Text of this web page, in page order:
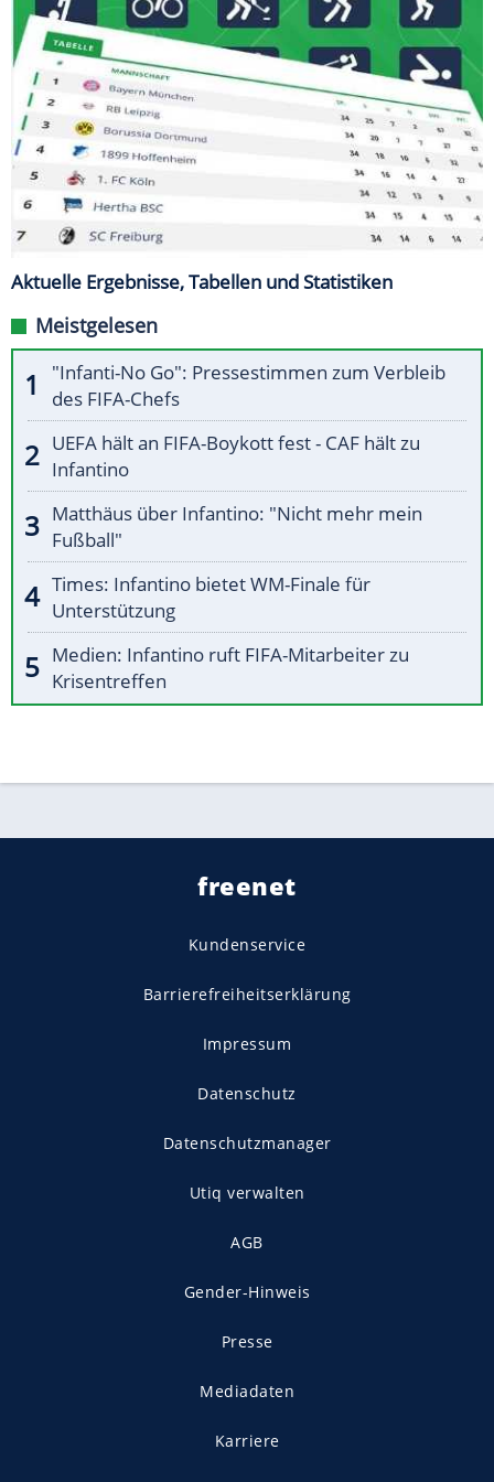
Aktuelle Ergebnisse, Tabellen und Statistiken
Meistgelesen
"Infanti-No Go": Pressestimmen zum Verbleib
des FIFA-Chefs
UEFA hält an FIFA-Boykott fest - CAF hält zu
Infantino
Matthäus über Infantino: "Nicht mehr mein
Fußball"
Times: Infantino bietet WM-Finale für
Unterstützung
Medien: Infantino ruft FIFA-Mitarbeiter zu
Krisentreffen
freenet
Kundenservice
Barrierefreiheitserklärung
Impressum
Datenschutz
Datenschutzmanager
Utiq verwalten
AGB
Gender-Hinweis
Presse
Mediadaten
Karriere